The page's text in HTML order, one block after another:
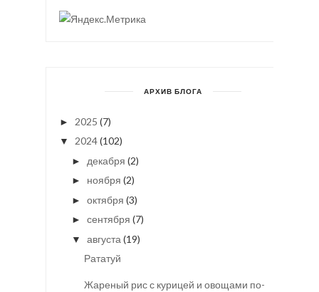
АРХИВ БЛОГА
► 2025 (7)
▼ 2024(102)
► декабря (2)
► ноября (2)
► октября (3)
► сентября (7)
▼ августа (19)
Рататуй
Жареный рис с курицей и овощами по-